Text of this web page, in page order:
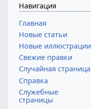
Навигация
Главная
Новые статьи
Новые иллюстрации
Свежие правки
Случайная страница
Справка
Служебные
страницы